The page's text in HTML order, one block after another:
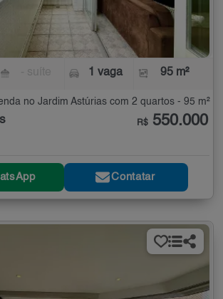
1 vaga 95 m²
no Jardim Astúrias com 2 quartos - 95 m²
R$ 550.000
Contatar